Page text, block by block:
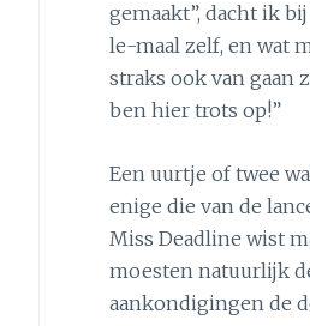
gemaakt”, dacht ik
le-maal zelf, en wat
straks ook van gaan
ben hier trots op!”
Een uurtje of twee
enige die van de
Miss Deadline wist
moesten natuurlijk
aankondigingen de